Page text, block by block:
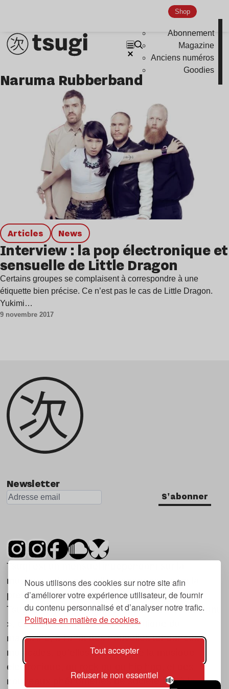
Nous utilisons des cookies sur notre site afin
d’améliorer votre expérience utilisateur, de fournir
du contenu personnalisé et d’analyser notre trafic.
Politique en matière de cookies.
Tout accepter
Refuser le non essentiel
Shop
Abonnement
Magazine
Anciens numéros
Goodies
Indie
Naruma Rubberband
Articles news
Interview : la pop électronique et
sensuelle de Little Dragon
Certains groupes se complaisent à correspondre à une
étiquette bien précise. Ce n’est pas le cas de Little Dragon.
Yukimi…
9 novembre 2017
Newsletter
S'abonner
Tsugi est un mensuel indépendant sur la
musique et les nouvelles tendances, dont la
première parution date de 2007.
Tsugi en japonais signifie « prochain », « suivant
», ce qui correspond à la thématique du
magazine, à l’affût des nouvelles tendances
musicales, qu’elles viennent de la musique
électronique, du rock ou du hip hop, et des
nouveaux phénomènes de société liés à la